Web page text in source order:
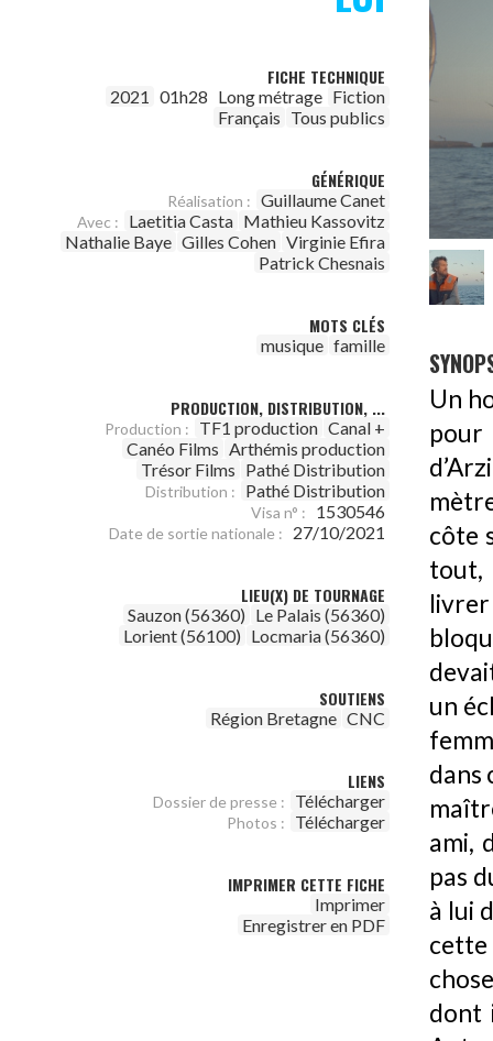
FICHE TECHNIQUE
2021 01h28 Long métrage Fiction
Français Tous publics
GÉNÉRIQUE
Réalisation : Guillaume Canet
Avec : Laetitia Casta Mathieu Kassovitz
Nathalie Baye Gilles Cohen Virginie Efira
Patrick Chesnais
MOTS CLÉS
musique famille
PRODUCTION, DISTRIBUTION, ...
Production : TF1 production Canal +
Canéo Films Arthémis production
Trésor Films Pathé Distribution
Distribution : Pathé Distribution
Visa n° : 1530546
Date de sortie nationale : 27/10/2021
LIEU(X) DE TOURNAGE
Sauzon (56360) Le Palais (56360)
Lorient (56100) Locmaria (56360)
SOUTIENS
Région Bretagne CNC
LIENS
Dossier de presse : Télécharger
Photos : Télécharger
IMPRIMER CETTE FICHE
Imprimer
Enregistrer en PDF
Un
pour
côte
tout,
livrer
un
dans
ami,
pas
à lui
dont